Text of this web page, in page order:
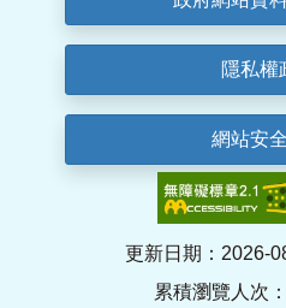
隱私權
網站安
更新日期：2026-
累積瀏覽人次